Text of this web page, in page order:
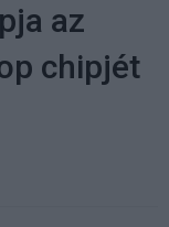
az
chipjét